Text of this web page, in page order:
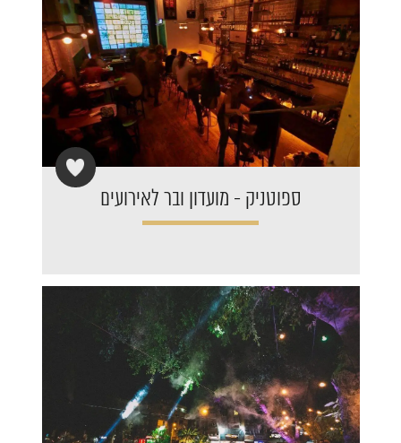
ספוטניק - מועדון ובר לאירועים